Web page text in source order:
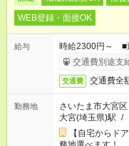
WEB登録・面接OK
給与
時給2300円～ ■
交通費別途支
交通費 交通費全
勤務地
さいたま市大宮区
大宮(埼玉県)駅 /
【自宅からド